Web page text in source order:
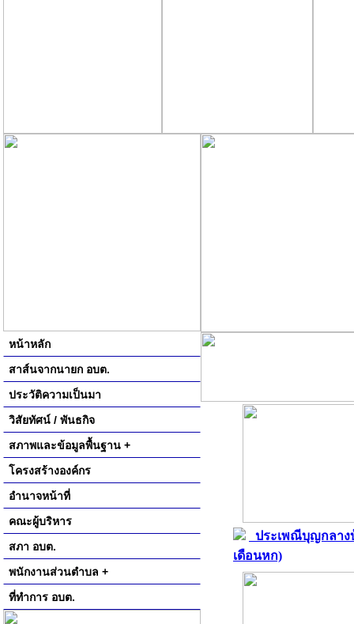
หน้าหลัก
สาส์นจากนายก อบต.
ประวัติความเป็นมา
วิสัยทัศน์ / พันธกิจ
สภาพและข้อมูลพื้นฐาน +
โครงสร้างองค์กร
อำนาจหน้าที่
คณะผู้บริหาร
สภา อบต.
พนักงานส่วนตำบล +
ที่ทำการ อบต.
ประเพณีบุญกลา
เดือนหก)